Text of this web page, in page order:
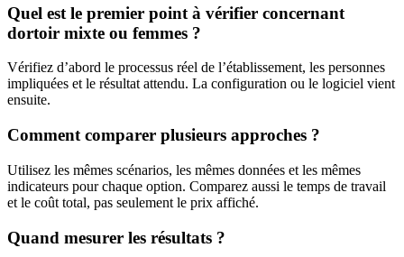
Quel est le premier point à vérifier concernant
dortoir mixte ou femmes ?
Vérifiez d’abord le processus réel de l’établissement, les personnes
impliquées et le résultat attendu. La configuration ou le logiciel vient
ensuite.
Comment comparer plusieurs approches ?
Utilisez les mêmes scénarios, les mêmes données et les mêmes
indicateurs pour chaque option. Comparez aussi le temps de travail
et le coût total, pas seulement le prix affiché.
Quand mesurer les résultats ?